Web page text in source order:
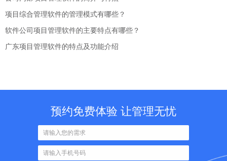
项目综合管理软件的管理模式有哪些？
软件公司项目管理软件的主要特点有哪些？
广东项目管理软件的特点及功能介绍
预约免费体验 让管理无忧